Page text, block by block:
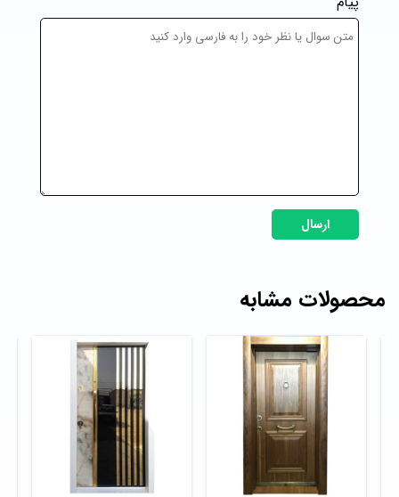
ارسال
محصولات مشابه